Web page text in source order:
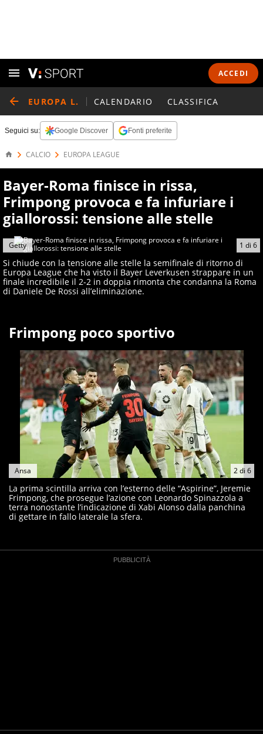
ACCEDI
EUROPA L. CALENDARIO CLASSIFICA
Seguici su: Google Discover Fonti preferite
CALCIO EUROPA LEAGUE
Bayer-Roma finisce in rissa,
Frimpong provoca e fa infuriare i
giallorossi: tensione alle stelle
1 di 6
Getty
Si chiude con la tensione alle stelle la semifinale di ritorno di
Europa League che ha visto il Bayer Leverkusen strappare in un
finale incredibile il 2-2 in doppia rimonta che condanna la Roma
di Daniele De Rossi all’eliminazione.
Frimpong poco sportivo
2di 6
Ansa
La prima scintilla arriva con l’esterno delle “Aspirine”, Jeremie
Frimpong, che prosegue l’azione con Leonardo Spinazzola a
terra nonostante l’indicazione di Xabi Alonso dalla panchina
di gettare in fallo laterale la sfera.